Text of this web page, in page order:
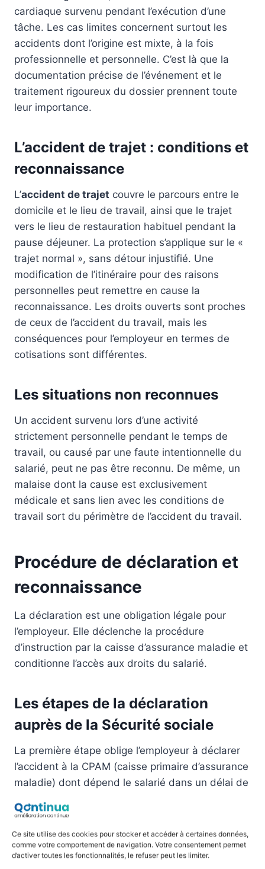
Ce site utilise des cookies pour stocker et accéder à certaines données,
comme votre comportement de navigation. Votre consentement permet
d’activer toutes les fonctionnalités, le refuser peut les limiter.
cardiaque survenu pendant l’exécution d’une
tâche. Les cas limites concernent surtout les
accidents dont l’origine est mixte, à la fois
professionnelle et personnelle. C’est là que la
documentation précise de l’événement et le
traitement rigoureux du dossier prennent toute
leur importance.
L’accident de trajet : conditions et
reconnaissance
L’accident de trajet couvre le parcours entre le
domicile et le lieu de travail, ainsi que le trajet
vers le lieu de restauration habituel pendant la
pause déjeuner. La protection s’applique sur le «
trajet normal », sans détour injustifié. Une
modification de l’itinéraire pour des raisons
personnelles peut remettre en cause la
reconnaissance. Les droits ouverts sont proches
de ceux de l’accident du travail, mais les
conséquences pour l’employeur en termes de
cotisations sont différentes.
Les situations non reconnues
Un accident survenu lors d’une activité
strictement personnelle pendant le temps de
travail, ou causé par une faute intentionnelle du
salarié, peut ne pas être reconnu. De même, un
malaise dont la cause est exclusivement
médicale et sans lien avec les conditions de
travail sort du périmètre de l’accident du travail.
Procédure de déclaration et
reconnaissance
La déclaration est une obligation légale pour
l’employeur. Elle déclenche la procédure
d’instruction par la caisse d’assurance maladie et
conditionne l’accès aux droits du salarié.
Les étapes de la déclaration
auprès de la Sécurité sociale
La première étape oblige l’employeur à déclarer
l’accident à la CPAM (caisse primaire d’assurance
maladie) dont dépend le salarié dans un délai de
déclaration se fait via le formulaire Cerfa n°60-
3682 ou en ligne sur net-entreprises.fr. Le
salarié, de son côté, doit consulter un médecin
qui établit un certificat médical initial décrivant